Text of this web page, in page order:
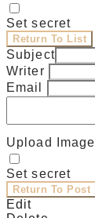
Set secret
Return To List
Subject
Writer
Email
Upload Image
Set secret
Return To Post
Edit